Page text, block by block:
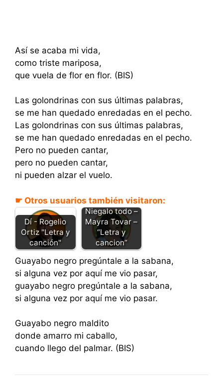
Así se acaba mi vida,
como triste mariposa,
que vuela de flor en flor. (BIS)
Las golondrinas con sus últimas palabras,
se me han quedado enredadas en el pecho.
Las golondrinas con sus últimas palabras,
se me han quedado enredadas en el pecho.
Pero no pueden cantar,
pero no pueden cantar,
ni pueden alzar el vuelo.
☛ Otros usuarios también visitaron:
Dí - Rogelio
Ortiz "Letra y
canción"
Niegalo todo –
Mayra Tovar –
“Letra y
cancion”
Guayabo negro pregúntale a la sabana,
si alguna vez por aquí me vio pasar,
guayabo negro pregúntale a la sabana,
si alguna vez por aquí me vio pasar.
Guayabo negro maldito
donde amarro mi caballo,
cuando llego del palmar. (BIS)